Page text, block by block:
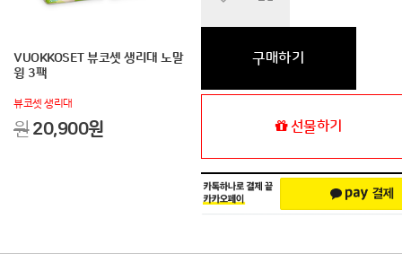
VUOKKOSET 뷰코셋 생리대 노말
윙 3팩
뷰코셋 생리대
원 20,900원
구매하기
선물하기